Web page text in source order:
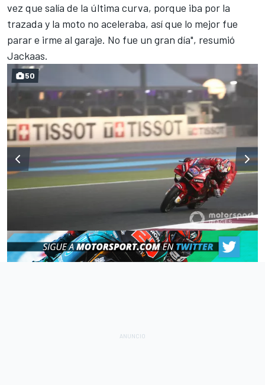
vez que salía de la última curva, porque iba por la
trazada y la moto no aceleraba, así que lo mejor fue
parar e irme al garaje. No fue un gran día", resumió
Jackaas.
50